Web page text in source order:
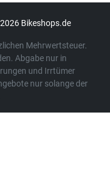
2026 Bikeshops.de
Mehrwertsteuer.
Abgabe nur in
und Irrtümer
nur solange der